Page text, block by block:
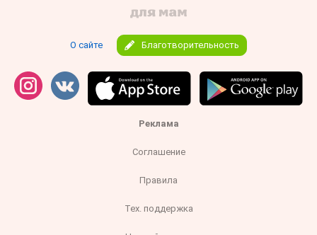
О сайте Благотворительность
Реклама
Соглашение
Правила
Тех. поддержка